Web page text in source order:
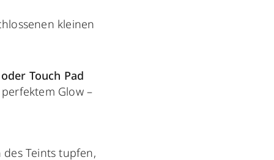
kleinen
Touch Pad
Glow –
Teints tupfen,